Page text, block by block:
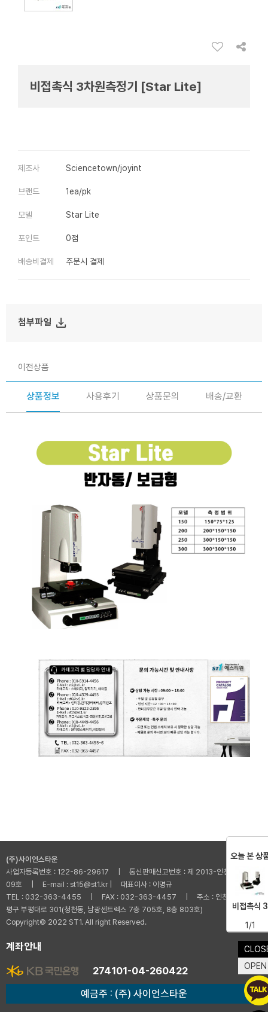
비접촉식 3차원측정기 [Star Lite]
제조사 Sciencetown/joyint
브랜드 1ea/pk
모델 Star Lite
포인트 0점
배송비결제 주문시 결제
첨부파일 file_download
이전상품
상품정보 사용후기 상품문의 배송/교환
(주)사이언스타운
사업자등록번호 : 122-86-29617 | 통신판매신고번호 : 제 2013-인천부평-001
09호 | E-mail : st15@st1.kr | 대표이사 : 이명규
TEL : 032-363-4455 | FAX : 032-363-4457 | 주소 : 인천광역시 부
평구 부평대로 301(청천동, 남광센트렉스 7층 705호, 8층 803호)
Copyright© 2022 ST1. All right Reserved.
계좌안내
274101-04-260422
예금주 : (주) 사이언스타운
OPEN
오늘 본 상
비접촉식 3
1/1